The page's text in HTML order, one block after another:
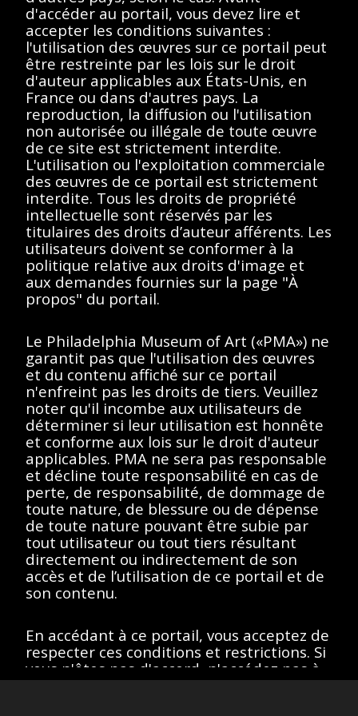
Contenus Description
< Toutes les séries
Marcel Duchamp
Afficher éléments <<<
Aucun résultat
trouvé.
Veuillez essayer de
supprimer les filtres ou
essayez un autre terme
de recherche.
Afficher éléments << < >>>
Toutes les œuvres de ce site sont protégées par les lois sur
le droit d'auteur des États-Unis, de la France ou d'autres
pays, selon le cas, ou peuvent comporter certaines
restrictions quant à leur utilisation respective. L’ensemble des
conformer à la politique relative aux droits d'image et aux
demandes fournies sur la page "À propos" du portail.
Site version : 1.0
d'accéder au portail, vous devez lire et
accepter les conditions suivantes :
l'utilisation des œuvres sur ce portail peut
être restreinte par les lois sur le droit
d'auteur applicables aux États-Unis, en
France ou dans d'autres pays. La
reproduction, la diffusion ou l'utilisation
non autorisée ou illégale de toute œuvre
de ce site est strictement interdite.
L'utilisation ou l'exploitation commerciale
des œuvres de ce portail est strictement
interdite. Tous les droits de propriété
intellectuelle sont réservés par les
titulaires des droits d’auteur afférents. Les
utilisateurs doivent se conformer à la
politique relative aux droits d'image et
aux demandes fournies sur la page "À
propos" du portail.
Le Philadelphia Museum of Art («PMA») ne
garantit pas que l'utilisation des œuvres
et du contenu affiché sur ce portail
n'enfreint pas les droits de tiers. Veuillez
noter qu'il incombe aux utilisateurs de
déterminer si leur utilisation est honnête
et conforme aux lois sur le droit d'auteur
applicables. PMA ne sera pas responsable
et décline toute responsabilité en cas de
perte, de responsabilité, de dommage de
toute nature, de blessure ou de dépense
de toute nature pouvant être subie par
tout utilisateur ou tout tiers résultant
directement ou indirectement de son
accès et de l’utilisation de ce portail et de
son contenu.
En accédant à ce portail, vous acceptez de
respecter ces conditions et restrictions. Si
vous n'êtes pas d'accord, n'accédez pas à
ce portail.